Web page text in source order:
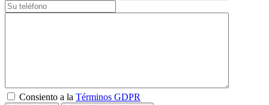
Consiento a la Términos GDPR